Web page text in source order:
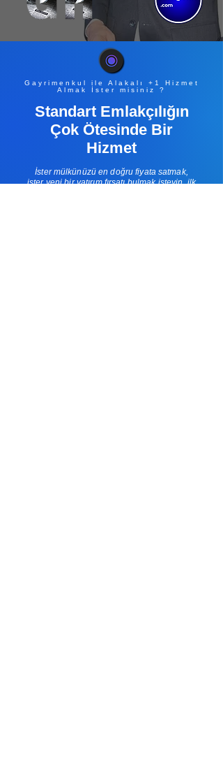
Gayrimenkul ile Alakalı +1 Hizmet
Almak İster misiniz ?
Standart Emlakçılığın
Çok Ötesinde Bir
Hizmet
İster mülkünüzü en doğru fiyata satmak,
ister yeni bir yatırım fırsatı bulmak isteyin, ilk